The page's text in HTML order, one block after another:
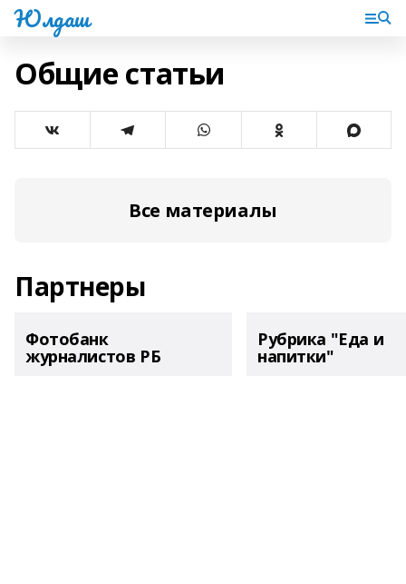
Юлдаш
Общие статьи
Все материалы
Партнеры
Фотобанк
журналистов РБ
Рубрика "Еда и
напитки"